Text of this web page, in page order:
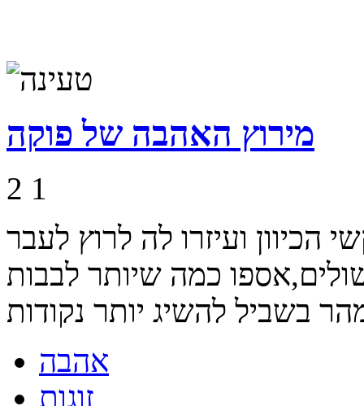
מירוץ האהבה של פוקה
2 1
ועיזרו לה לרוץ לעבר
כמה שיותר לבבות
אהבה
זוגות